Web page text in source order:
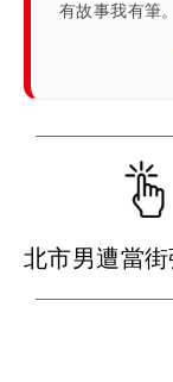
有故事我有筆。